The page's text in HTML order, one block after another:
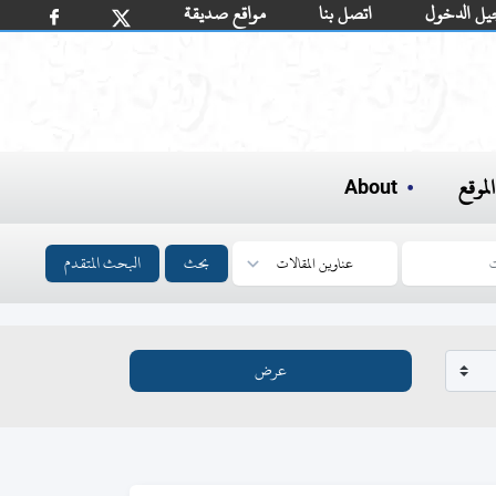
مواقع صديقة اتصل بنا الدخول
About
بحث البحث المتقدم